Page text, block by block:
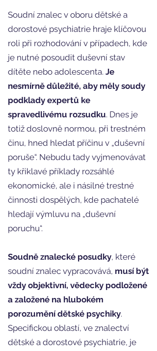
Soudní znalec v oboru dětské a
dorostové psychiatrie hraje klíčovou
roli při rozhodování v případech, kde
je nutné posoudit duševní stav
dítěte nebo adolescenta. Je
nesmírně důležité, aby měly soudy
podklady expertů ke
spravedlivému rozsudku. Dnes je
totiž doslovně normou, při trestném
činu, hned hledat příčinu v „duševní
poruše“. Nebudu tady vyjmenovávat
ty křiklavé příklady rozsáhlé
ekonomické, ale i násilné trestné
činnosti dospělých, kde pachatelé
hledají výmluvu na „duševní
poruchu“.
Soudně znalecké posudky, které
soudní znalec vypracovává, musí být
vždy objektivní, vědecky podložené
a založené na hlubokém
porozumění dětské psychiky.
Specifickou oblastí, ve znalectví
dětské a dorostové psychiatrie, je